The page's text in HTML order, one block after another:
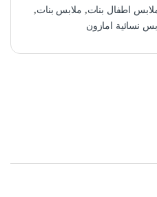
اطفال بنات, ملابس بنات,
نسائية امازون